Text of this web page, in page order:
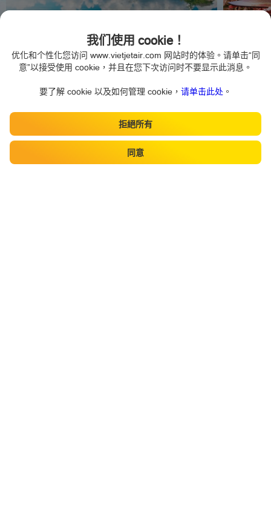
有吸引力的促銷目的地
胡志明市 廣平
我们使用 cookie！
优化和个性化您访问 www.vietjetair.com 网站时的体验。请单击“同
意”以接受使用 cookie，并且在您下次访问时不要显示此消息。
要了解 cookie 以及如何管理 cookie， 请单击此处 。
拒絕所有
同意
Hello there!